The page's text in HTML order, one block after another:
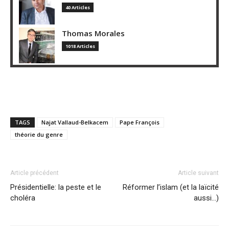
40 Articles
Thomas Morales
1018 Articles
TAGS Najat Vallaud-Belkacem
Pape François
théorie du genre
Article précédent
Présidentielle: la peste et le
choléra
Article suivant
Réformer l’islam (et la laïcité
aussi…)